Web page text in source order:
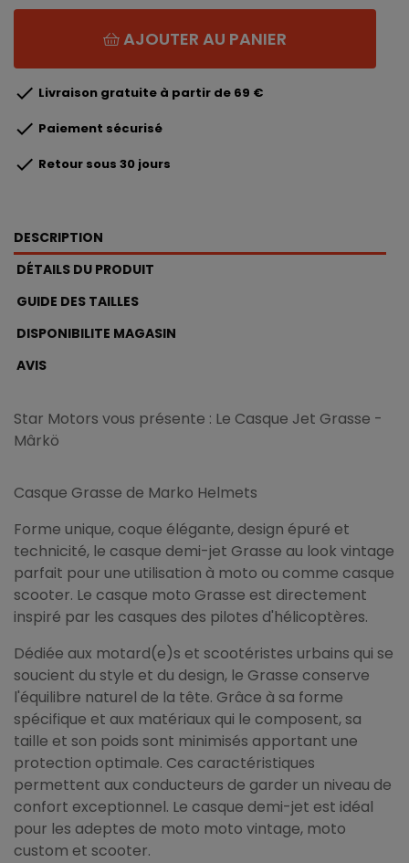
AJOUTER AU PANIER
 Livraison gratuite à partir de 69 €
 Paiement sécurisé
 Retour sous 30 jours
DESCRIPTION
DÉTAILS DU PRODUIT
GUIDE DES TAILLES
DISPONIBILITE MAGASIN
AVIS
Star Motors vous présente : Le Casque Jet Grasse -
Mârkö
Casque Grasse de Marko Helmets
Forme unique, coque élégante, design épuré et
technicité, le casque demi-jet Grasse au look vintage
parfait pour une utilisation à moto ou comme casque
scooter. Le casque moto Grasse est directement
inspiré par les casques des pilotes d'hélicoptères.
Dédiée aux motard(e)s et scootéristes urbains qui se
soucient du style et du design, le Grasse conserve
l'équilibre naturel de la tête. Grâce à sa forme
spécifique et aux matériaux qui le composent, sa
taille et son poids sont minimisés apportant une
protection optimale. Ces caractéristiques
permettent aux conducteurs de garder un niveau de
confort exceptionnel. Le casque demi-jet est idéal
pour les adeptes de moto moto vintage, moto
custom et scooter.